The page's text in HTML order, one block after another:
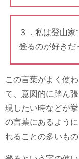
３．私は登山
登るのが好きだ
この言葉がよく使
て、意図的に踏ん
現したい時などが
の言葉にあるよう
れることの多いもの